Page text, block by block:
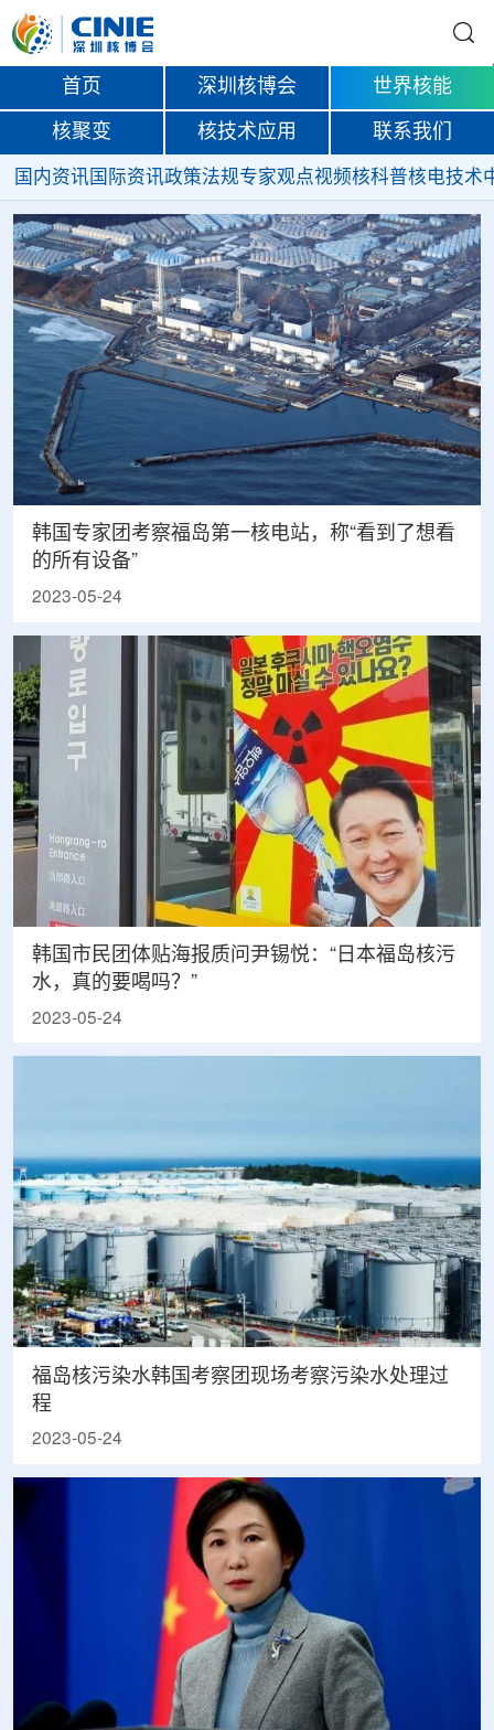
首页 深圳核博会 世界核能
核聚变 核技术应用 联系我们
国内资讯 国际资讯政策法规专家观点视频核科普核电技术
韩国专家团考察福岛第一核电站，称“看到了想看
的所有设备”
2023-05-24
韩国市民团体贴海报质问尹锡悦：“日本福岛核污
水，真的要喝吗？”
2023-05-24
福岛核污染水韩国考察团现场考察污染水处理过
程
2023-05-24